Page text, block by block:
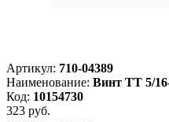
Артикул: 710-04389
Наименование: Винт TT 5/
Код: 10154730
323 руб.